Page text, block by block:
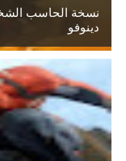
دينوفو